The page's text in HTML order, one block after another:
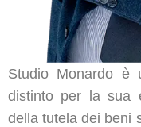
Studio Monardo è
distinto per la sua
della tutela dei beni